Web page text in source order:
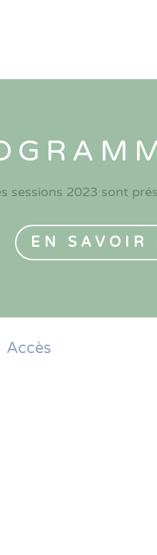
sessions 2023 sont
EN SAVOIR
Accès